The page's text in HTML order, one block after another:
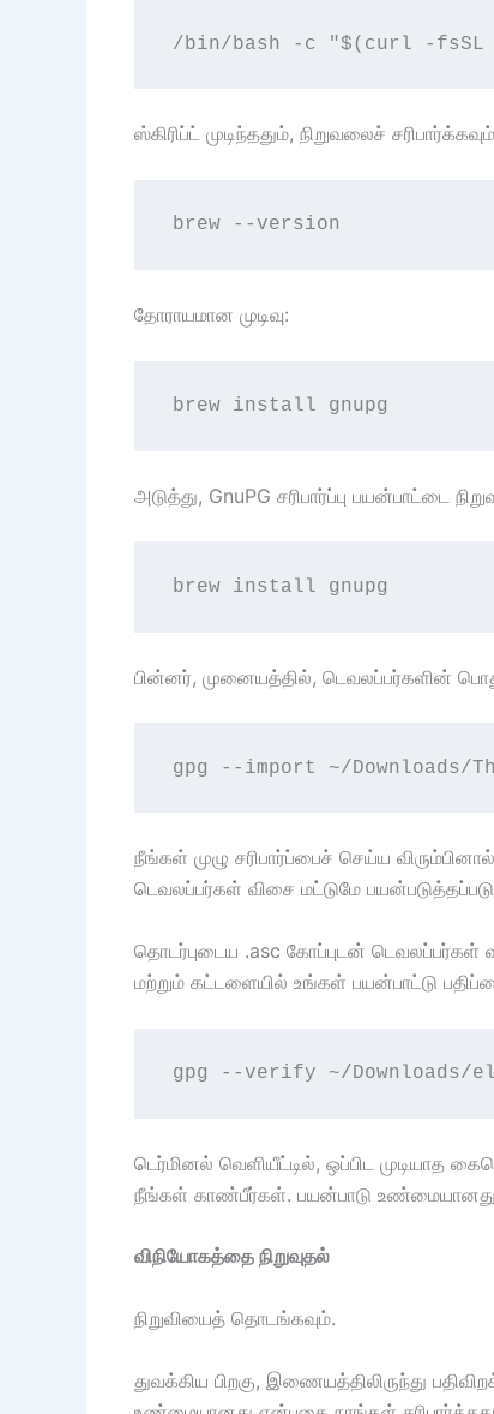
/bin/bash -c "$(curl -fsSL
ஸ்கிரிப்ட் முடிந்ததும், நிறுவலைச்
brew --version
தோராயமான முடிவு:
brew install gnupg
அடுத்து, GnuPG சரிபார்ப்பு பயன்பாட்டை
brew install gnupg
பின்னர், முனையத்தில், டெவலப்பர்களின்
gpg --import ~/Downloads/
நீங்கள் முழு சரிபார்ப்பைச் செய்ய
டெவலப்பர்கள் விசை மட்டுமே
தொடர்புடைய .asc கோப்புடன் டெவலப்பர்கள்
மற்றும் கட்டளையில் உங்கள் பயன்பாட்டு
gpg --verify ~/Downloads/
டெர்மினல் வெளியீட்டில், ஒப்பிட முடியாத
நீங்கள் காண்பீர்கள். பயன்பாடு உண்மையானது
விநியோகத்தை நிறுவுதல்
நிறுவியைத் தொடங்கவும்.
துவக்கிய பிறகு, இணையத்திலிருந்து